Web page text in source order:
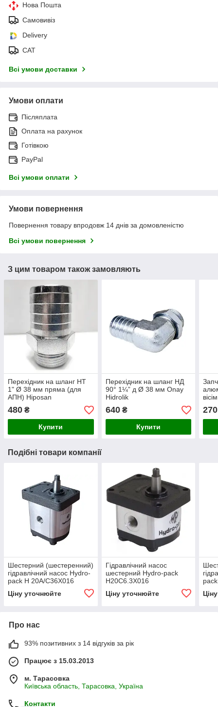
Нова Пошта
Самовивіз
Delivery
САТ
Всі умови доставки
Умови оплати
Післяплата
Оплата на рахунок
Готівкою
PayPal
Всі умови оплати
Умови повернення
Повернення товару впродовж 14 днів за домовленістю
Всі умови повернення
З цим товаром також замовляють
Перехідник на шланг НТ
1" Ø 38 мм пряма (для
АПН) Hiposan
480 ₴
Купити
Перехідник на шланг НД
90° 1¼” д Ø 38 мм Onay
Hidrolik
640₴
Купити
270
Подібні товари компанії
Шестерний (шестеренний)
гідравлічний насос Hydro-
pack H 20A/C36X016
Ціну уточнюйте
Гідравлічний насос
шестерний Hydro-pack
H20C6.3X016
Ціну уточнюйте
Про нас
93% позитивних з 14 відгуків за рік
Працює з 15.03.2013
м. Тарасовка
Київська область, Тарасовка, Україна
Контакти